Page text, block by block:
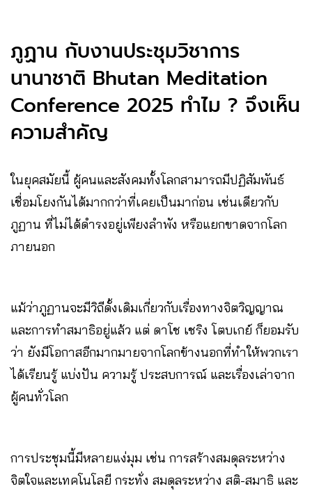
ภูฏาน กับงานประชุมวิชาการ
นานาชาติ Bhutan Meditation
Conference 2025 ทำไม ? จึงเห็น
ความสำคัญ
ในยุคสมัยนี้ ผู้คนและสังคมทั้งโลกสามารถมีปฏิสัมพันธ์
เชื่อมโยงกันได้มากกว่าที่เคยเป็นมาก่อน เช่นเดียวกับ
ภูฏาน ที่ไม่ได้ดำรงอยู่เพียงลำพัง หรือแยกขาดจากโลก
ภายนอก
แม้ว่าภูฏานจะมีวิถีดั้งเดิมเกี่ยวกับเรื่องทางจิตวิญญาณ
และการทำสมาธิอยู่แล้ว แต่ ดาโช เชริง โตบเกย์ ก็ยอมรับ
ว่า ยังมีโอกาสอีกมากมายจากโลกข้างนอกที่ทำให้พวกเรา
ได้เรียนรู้ แบ่งปัน ความรู้ ประสบการณ์ และเรื่องเล่าจาก
ผู้คนทั่วโลก
การประชุมนี้มีหลายแง่มุม เช่น การสร้างสมดุลระหว่าง
จิตใจและเทคโนโลยี กระทั่ง สมดุลระหว่าง สติ-สมาธิ และ